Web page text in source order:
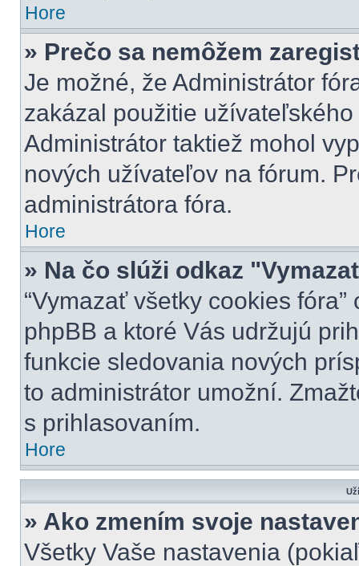
Hore
» Prečo sa nemôžem
Je možné, že Administrátor
zakázal použitie
Administrátor taktiež mohol
nových užívateľov na fórum.
administrátora fóra.
Hore
» Na čo slúži odkaz
“Vymazať všetky cookies
phpBB a ktoré Vás udržujú
funkcie sledovania nových
to administrátor umožní.
s prihlasovaním.
Hore
» Ako zmením svoje
Všetky Vaše nastavenia